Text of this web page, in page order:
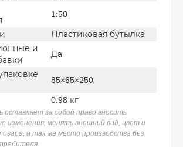
1:50
Пластиковая бутылка
и
Да
85×65×250
0.98 кг
оставляет за собой право вносить
изменения, менять внешний вид, цвет и
а так же место производства без